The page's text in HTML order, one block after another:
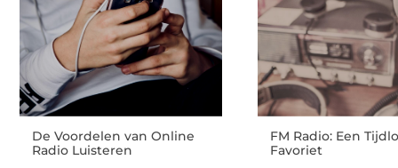
De Voordelen van Online
Radio Luisteren
FM Radio: Een
Favoriet